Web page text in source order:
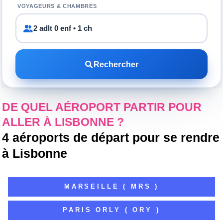
VOYAGEURS & CHAMBRES
2 adlt 0 enf • 1 ch
Rechercher
DE QUEL AÉROPORT PARTIR POUR
ALLER À LISBONNE ?
4 aéroports de départ pour se rendre
à Lisbonne
MARSEILLE ( MRS )
PARIS ORLY ( ORY )